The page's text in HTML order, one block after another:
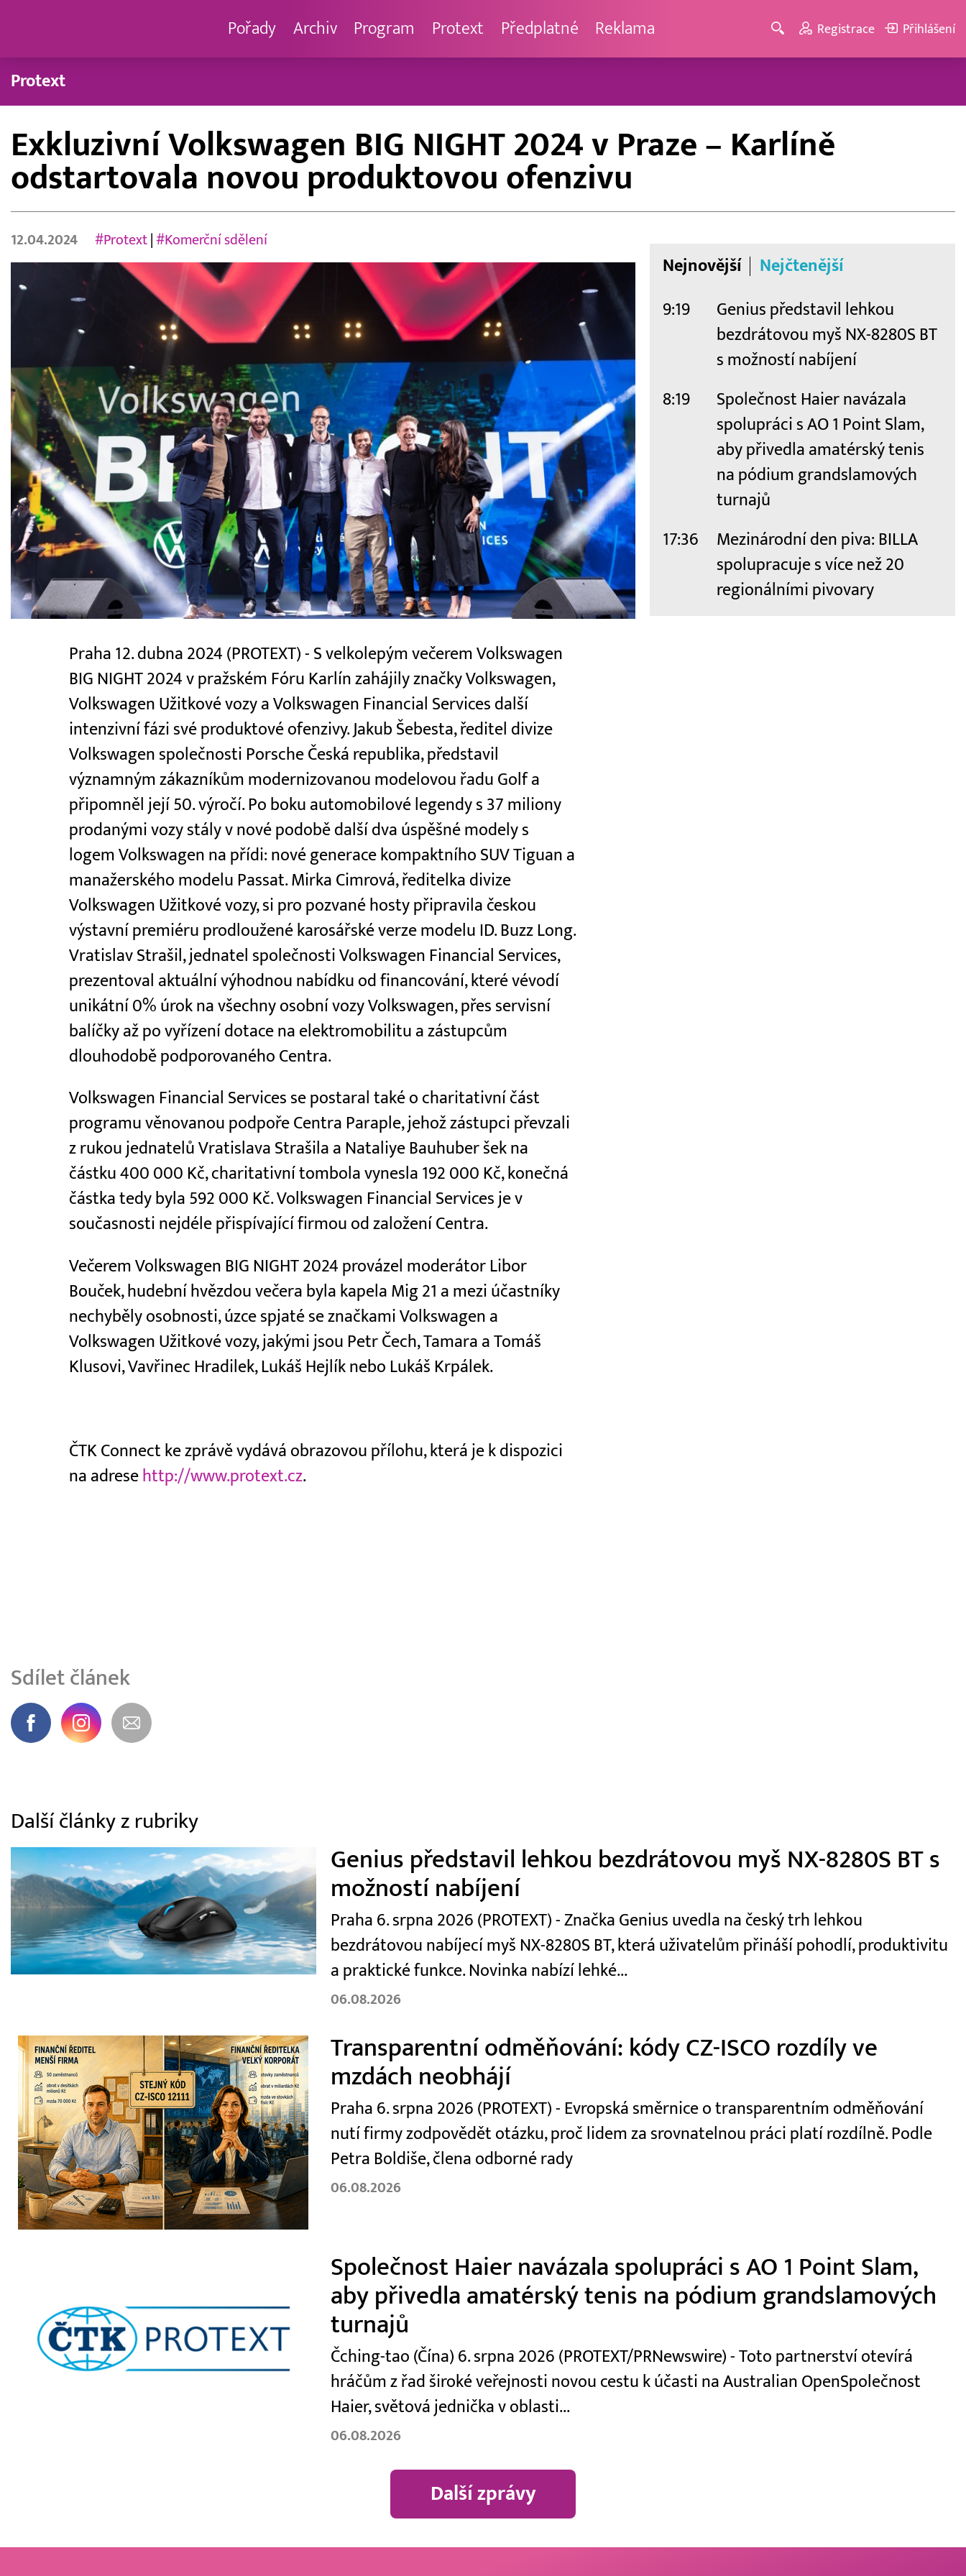
Pořady Archiv Program Protext Předplatné Reklama Registrace Přihlášení
Protext
Exkluzivní Volkswagen BIG NIGHT 2024 v Praze – Karlíně
odstartovala novou produktovou ofenzivu
12.04.2024 #Protext| #Komerční sdělení
Praha 12. dubna 2024 (PROTEXT) - S velkolepým večerem Volkswagen
BIG NIGHT 2024 v pražském Fóru Karlín zahájily značky Volkswagen,
Volkswagen Užitkové vozy a Volkswagen Financial Services další
intenzivní fázi své produktové ofenzivy. Jakub Šebesta, ředitel divize
Volkswagen společnosti Porsche Česká republika, představil
významným zákazníkům modernizovanou modelovou řadu Golf a
připomněl její 50. výročí. Po boku automobilové legendy s 37 miliony
prodanými vozy stály v nové podobě další dva úspěšné modely s
logem Volkswagen na přídi: nové generace kompaktního SUV Tiguan a
manažerského modelu Passat. Mirka Cimrová, ředitelka divize
Volkswagen Užitkové vozy, si pro pozvané hosty připravila českou
výstavní premiéru prodloužené karosářské verze modelu ID. Buzz Long.
Vratislav Strašil, jednatel společnosti Volkswagen Financial Services,
prezentoval aktuální výhodnou nabídku od financování, které vévodí
unikátní 0% úrok na všechny osobní vozy Volkswagen, přes servisní
balíčky až po vyřízení dotace na elektromobilitu a zástupcům
dlouhodobě podporovaného Centra.
Volkswagen Financial Services se postaral také o charitativní část
programu věnovanou podpoře Centra Paraple, jehož zástupci převzali
z rukou jednatelů Vratislava Strašila a Nataliye Bauhuber šek na
částku 400 000 Kč, charitativní tombola vynesla 192 000 Kč, konečná
částka tedy byla 592 000 Kč. Volkswagen Financial Services je v
současnosti nejdéle přispívající firmou od založení Centra.
Večerem Volkswagen BIG NIGHT 2024 provázel moderátor Libor
Bouček, hudební hvězdou večera byla kapela Mig 21 a mezi účastníky
nechyběly osobnosti, úzce spjaté se značkami Volkswagen a
Volkswagen Užitkové vozy, jakými jsou Petr Čech, Tamara a Tomáš
Klusovi, Vavřinec Hradilek, Lukáš Hejlík nebo Lukáš Krpálek.
ČTK Connect ke zprávě vydává obrazovou přílohu, která je k dispozici
na adrese http://www.protext.cz.
Sdílet článek
Nejnovější Nejčtenější
9:19
Genius představil lehkou
bezdrátovou myš NX-8280S BT
s možností nabíjení
8:19
Společnost Haier navázala
spolupráci s AO 1 Point Slam,
aby přivedla amatérský tenis
na pódium grandslamových
turnajů
17:36
Mezinárodní den piva: BILLA
spolupracuje s více než 20
regionálními pivovary
Další články z rubriky
Genius představil lehkou bezdrátovou myš NX-8280S BT s
možností nabíjení
Praha 6. srpna 2026 (PROTEXT) - Značka Genius uvedla na český trh lehkou
bezdrátovou nabíjecí myš NX-8280S BT, která uživatelům přináší pohodlí, produktivitu
a praktické funkce. Novinka nabízí lehké...
06.08.2026
Transparentní odměňování: kódy CZ-ISCO rozdíly ve
mzdách neobhájí
Praha 6. srpna 2026 (PROTEXT) - Evropská směrnice o transparentním odměňování
nutí firmy zodpovědět otázku, proč lidem za srovnatelnou práci platí rozdílně. Podle
Petra Boldiše, člena odborné rady
06.08.2026
Společnost Haier navázala spolupráci s AO 1 Point Slam,
aby přivedla amatérský tenis na pódium grandslamových
turnajů
Čching-tao (Čína) 6. srpna 2026 (PROTEXT/PRNewswire) - Toto partnerství otevírá
hráčům z řad široké veřejnosti novou cestu k účasti na Australian OpenSpolečnost
Haier, světová jednička v oblasti...
06.08.2026
Další zprávy